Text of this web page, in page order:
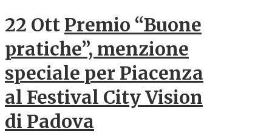
22 Ott Premio “Buone
pratiche”, menzione
speciale per Piacenza
al Festival City Vision
di Padova